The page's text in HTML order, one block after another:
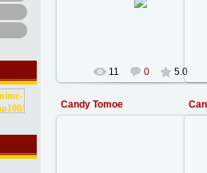
11 0 5.0
Candy Tomoe